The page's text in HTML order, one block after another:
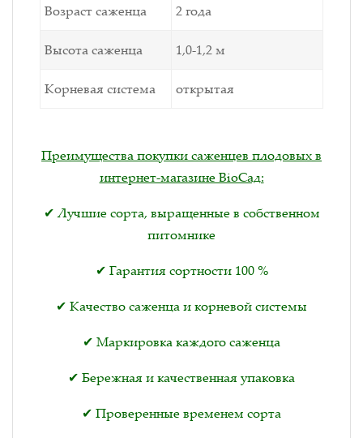
Возраст саженца 2 года
Высота саженца 1,0-1,2 м
Корневая система открытая
Преимущества покупки саженцев плодовых в
интернет-магазине BioСад:
✔ Лучшие сорта, выращенные в собственном
питомнике
✔ Гарантия сортности 100 %
✔ Качество саженца и корневой системы
✔ Маркировка каждого саженца
✔ Бережная и качественная упаковка
✔ Проверенные временем сорта